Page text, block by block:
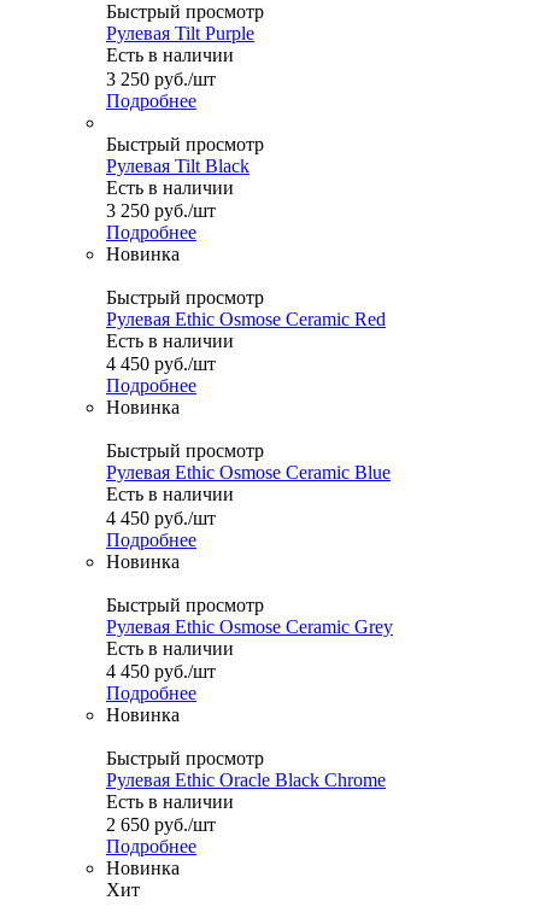
Быстрый просмотр
Рулевая Tilt Purple
Есть в наличии
3 250 руб./шт
Подробнее
Быстрый просмотр
Рулевая Tilt Black
Есть в наличии
3 250 руб./шт
Подробнее
Новинка
Быстрый просмотр
Рулевая Ethic Osmose Ceramic Red
Есть в наличии
4 450 руб./шт
Подробнее
Новинка
Быстрый просмотр
Рулевая Ethic Osmose Ceramic Blue
Есть в наличии
4 450 руб./шт
Подробнее
Новинка
Быстрый просмотр
Рулевая Ethic Osmose Ceramic Grey
Есть в наличии
4 450 руб./шт
Подробнее
Новинка
Быстрый просмотр
Рулевая Ethic Oracle Black Chrome
Есть в наличии
2 650 руб./шт
Подробнее
Новинка
Хит